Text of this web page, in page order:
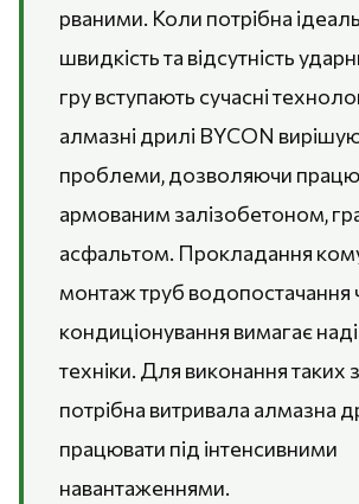
рваними. Коли потрібна
швидкість та відсутність
гру вступають сучасні
алмазні дрилі BYCON
проблеми, дозволяючи
армованим залізобетоном,
асфальтом. Прокладання
монтаж труб водопостачання
кондиціонування вимагає
техніки. Для виконання таких
потрібна витривала алмазна
працювати під інтенсивними
навантаженнями.